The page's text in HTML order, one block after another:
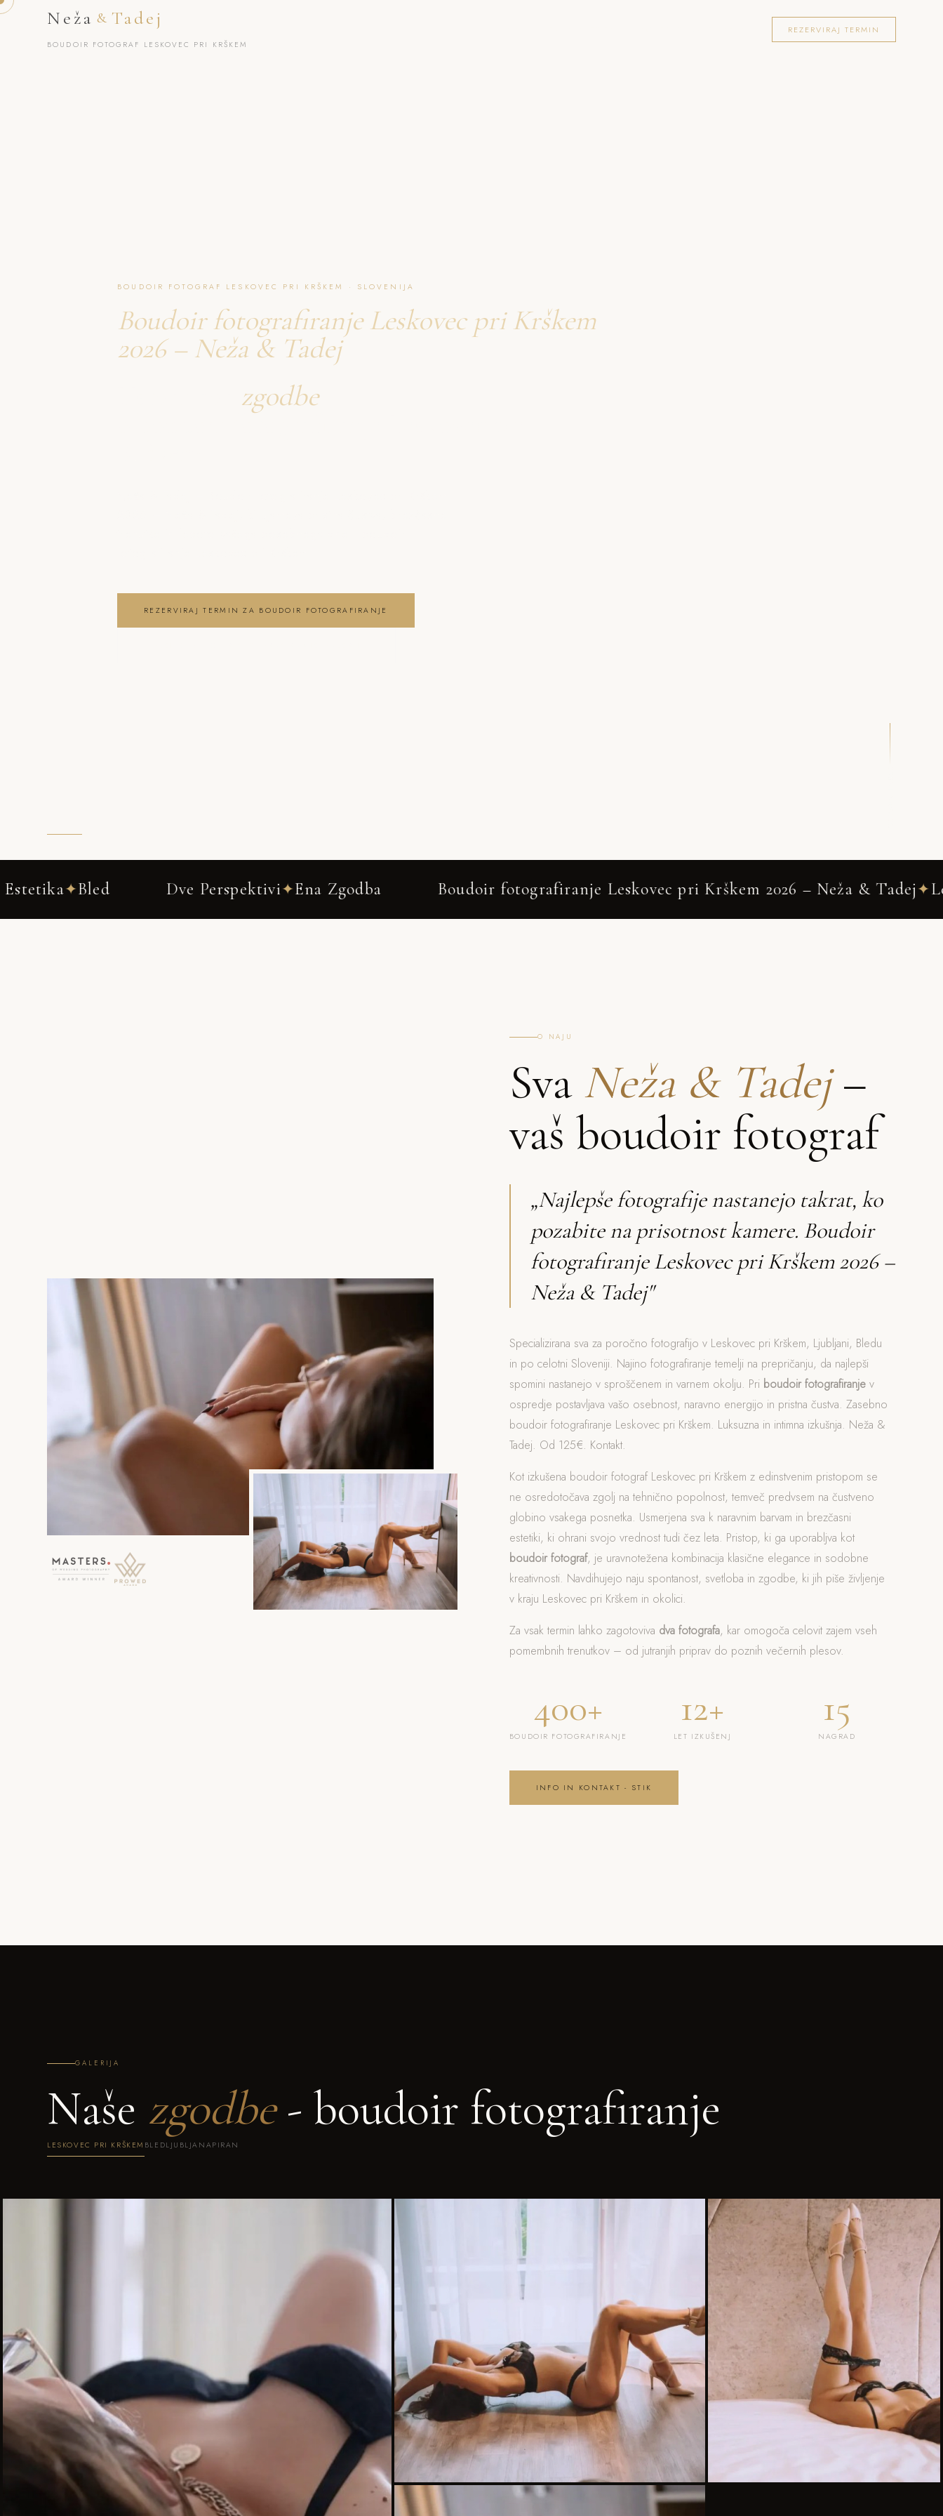
Neža & Tadej
BOUDOIR FOTOGRAF LESKOVEC PRI KRŠKEM
REZERVIRAJ TERMIN
BOUDOIR FOTOGRAF LESKOVEC PRI KRŠKEM · SLOVENIJA
Boudoir fotografiranje Leskovec pri Krškem
2026 – Neža & Tadej
zgodbe
o boudoir fotografiranje Leskovec pri
REZERVIRAJ TERMIN ZA BOUDOIR FOTOGRAFIRANJE
Dve Perspektivi Ena Zgodba Boudoir fotografiranje Leskovec pri Krškem 2026 – Neža & Tadej✦Leskovec pri Krškem
O NAJU
Sva Neža & Tadej–
vaš boudoir fotograf
„Najlepše fotografije nastanejo takrat, ko
pozabite na prisotnost kamere. Boudoir
fotografiranje Leskovec pri Krškem 2026 –
Neža & Tadej"
Specializirana sva za poročno fotografijo v Leskovec pri Krškem, Ljubljani, Bledu
in po celotni Sloveniji. Najino fotografiranje temelji na prepričanju, da najlepši
spomini nastanejo v sproščenem in varnem okolju. Pri boudoir fotografiranjev
ospredje postavljava vašo osebnost, naravno energijo in pristna čustva. Zasebno
boudoir fotografiranje Leskovec pri Krškem. Luksuzna in intimna izkušnja. Neža &
Tadej. Od 125€. Kontakt.
Kot izkušena boudoir fotograf Leskovec pri Krškem z edinstvenim pristopom se
ne osredotočava zgolj na tehnično popolnost, temveč predvsem na čustveno
globino vsakega posnetka. Usmerjena sva k naravnim barvam in brezčasni
estetiki, ki ohrani svojo vrednost tudi čez leta. Pristop, ki ga uporabljva kot
boudoir fotograf, je uravnotežena kombinacija klasične elegance in sodobne
kreativnosti. Navdihujejo naju spontanost, svetloba in zgodbe, ki jih piše življenje
v kraju Leskovec pri Krškem in okolici.
Za vsak termin lahko zagotoviva dva fotografa, kar omogoča celovit zajem vseh
pomembnih trenutkov – od jutranjih priprav do poznih večernih plesov.
400+
BOUDOIR FOTOGRAFIRANJE
12+
LET IZKUŠENJ
15
NAGRAD
INFO IN KONTAKT - STIK
GALERIJA
Naše zgodbe- boudoir fotografiranje
LESKOVEC PRI KRŠKEM BLEDLJUBLJANAPIRAN